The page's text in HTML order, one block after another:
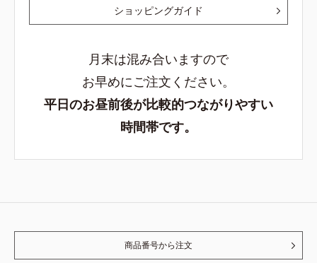
ショッピングガイド
月末は混み合いますので
お早めにご注文ください。
平日のお昼前後が比較的つながりやすい
時間帯です。
商品番号から注文